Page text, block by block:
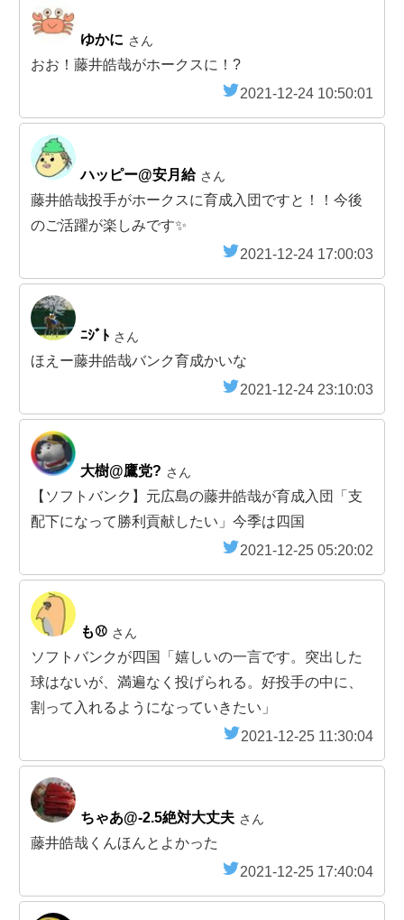
ゆかに さん
おお！藤井皓哉がホークスに！?
2021-12-24 10:50:01
ハッピー@安月給 さん
藤井皓哉投手がホークスに育成入団ですと！！今後
のご活躍が楽しみです✨
2021-12-24 17:00:03
ﾆｼﾞﾄ さん
ほえー藤井皓哉バンク育成かいな
2021-12-24 23:10:03
大樹@鷹党? さん
【ソフトバンク】元広島の藤井皓哉が育成入団「支
配下になって勝利貢献したい」今季は四国
2021-12-25 05:20:02
も⚾ さん
ソフトバンクが四国「嬉しいの一言です。突出した
球はないが、満遍なく投げられる。好投手の中に、
割って入れるようになっていきたい」
2021-12-25 11:30:04
ちゃあ@-2.5絶対大丈夫 さん
藤井皓哉くんほんとよかった
2021-12-25 17:40:04